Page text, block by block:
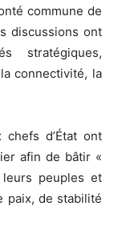
commune de
discussions ont
stratégiques,
connectivité, la
d’État ont
afin de bâtir «
peuples et
paix, de stabilité